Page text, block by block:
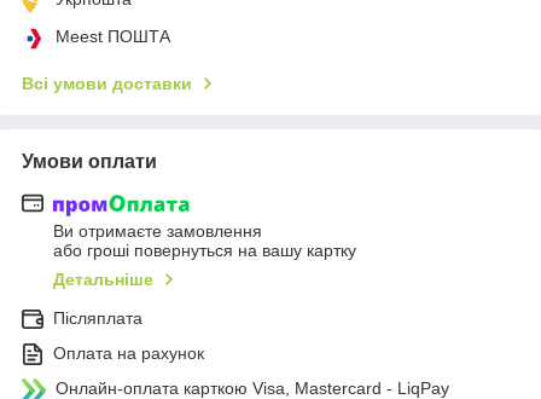
Meest ПОШТА
Всі умови доставки
Умови оплати
Ви отримаєте замовлення
або гроші повернуться на вашу картку
Детальніше
Післяплата
Оплата на рахунок
Онлайн-оплата карткою Visa, Mastercard - LiqPay